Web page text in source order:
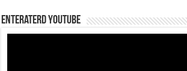
EnterateRD YOUTUBE